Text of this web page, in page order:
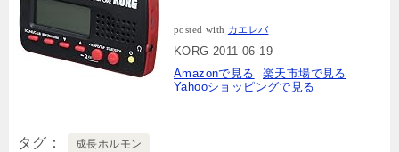
posted with カエレバ
KORG 2011-06-19
Amazonで見る
楽天市場で見る
Yahooショッピングで見る
タグ 成長ホルモン